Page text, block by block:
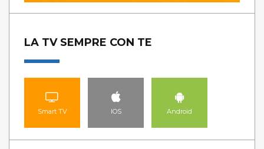
LA TV SEMPRE CON TE
Smart TV IOS Android